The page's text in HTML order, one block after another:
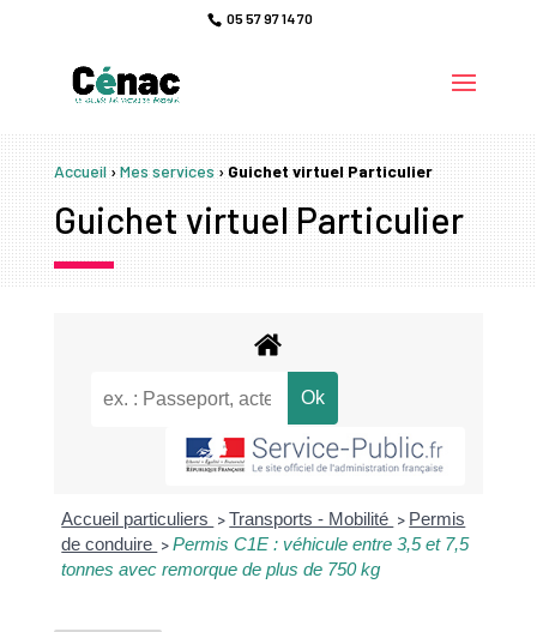
05 57 97 14 70
Accueil›Mes services›Guichet virtuel Particulier
Guichet virtuel Particulier
Accueil particuliers > Transports - Mobilité > Permis
de conduire > Permis C1E : véhicule entre 3,5 et 7,5
tonnes avec remorque de plus de 750 kg